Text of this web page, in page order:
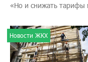
«Но и снижать тарифы
Новости ЖКХ